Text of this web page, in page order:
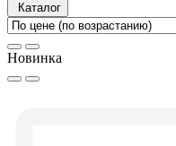
Каталог
Новинка